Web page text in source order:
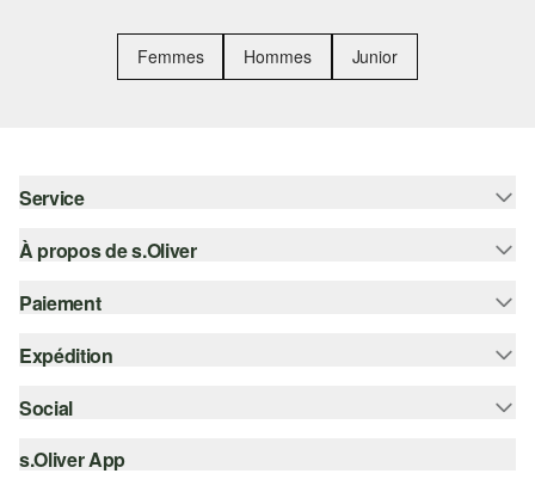
Femmes Hommes Junior
Service
Aide - FAQ
À propos de s.Oliver
S'abonner à la Newsletter
s.Oliver Card
Liste d'envies
Paiement
Sur facture
Expédition
Suivi de colis
SwissPost
Social
instagram
s.Oliver App